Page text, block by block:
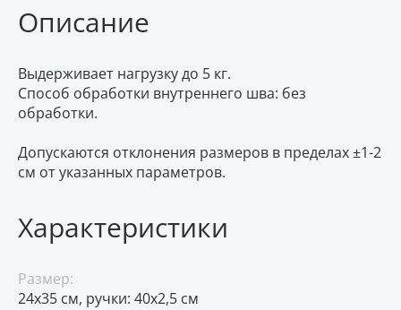
Описание
Выдерживает нагрузку до 5 кг.
Способ обработки внутреннего шва: без
обработки.
Допускаются отклонения размеров в пределах ±1-2
см от указанных параметров.
Характеристики
Размер:
24х35 см, ручки: 40х2,5 см